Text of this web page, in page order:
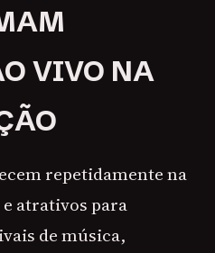
VIVO NA
repetidamente na
atrativos para
de música,